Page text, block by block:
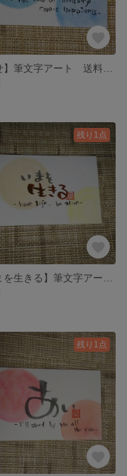
残り1点
残り1点